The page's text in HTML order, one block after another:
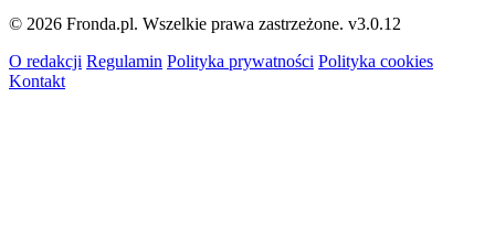
© 2026 Fronda.pl. Wszelkie prawa zastrzeżone. v3.0.12
O redakcji Regulamin Polityka prywatności Polityka cookies
Kontakt